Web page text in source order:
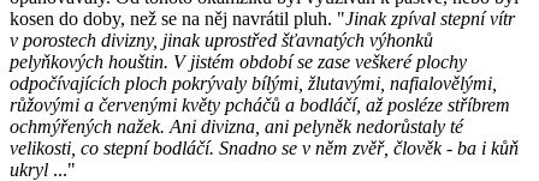
kosen do doby, než se na něj navrátil pluh. "Jinak zpíval stepní vítr
v porostech divizny, jinak uprostřed šťavnatých výhonků
pelyňkových houštin. V jistém období se zase veškeré plochy
odpočívajících ploch pokrývaly bílými, žlutavými, nafialovělými,
růžovými a červenými květy pcháčů a bodláčí, až posléze stříbrem
ochmýřených nažek. Ani divizna, ani pelyněk nedorůstaly té
velikosti, co stepní bodláčí. Snadno se v něm zvěř, člověk - ba i kůň
ukryl ..."